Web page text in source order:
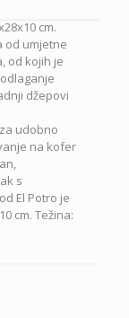
cm.
od umjetne
od kojih je
džepovi
udobno
na kofer
s
El Potro je
cm. Težina: